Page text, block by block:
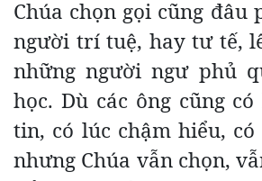
Chúa chọn gọi cũng đâu
người trí tuệ, hay tư tế,
những người ngư phủ
học. Dù các ông cũng
tin, có lúc chậm hiểu,
nhưng Chúa vẫn chọn,